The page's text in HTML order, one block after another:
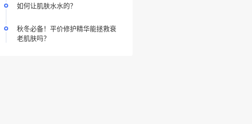
如何让肌肤水水的？
秋冬必备！平价修护精华能拯救衰
老肌肤吗？